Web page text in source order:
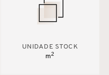
UNIDADE STOCK
m2